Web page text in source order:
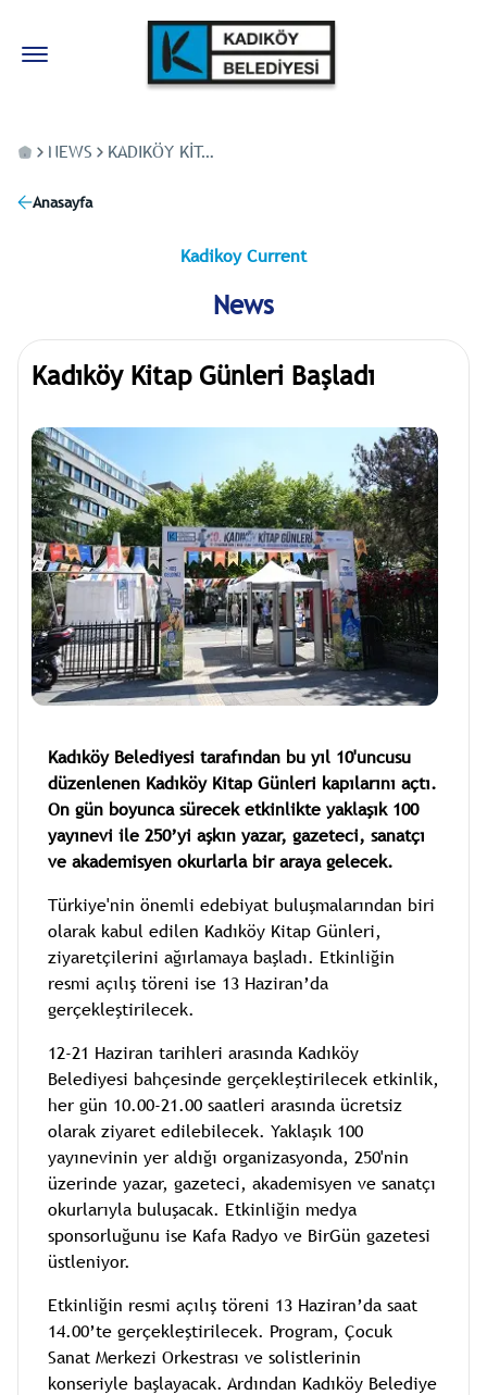
NEWS KADIKÖY KITAP GÜNLERI BAŞLADI
Anasayfa
Kadikoy Current
News
Kadıköy Kitap Günleri Başladı
Kadıköy Belediyesi tarafından bu yıl 10'uncusu
düzenlenen Kadıköy Kitap Günleri kapılarını açtı.
On gün boyunca sürecek etkinlikte yaklaşık 100
yayınevi ile 250’yi aşkın yazar, gazeteci, sanatçı
ve akademisyen okurlarla bir araya gelecek.
Türkiye'nin önemli edebiyat buluşmalarından biri
olarak kabul edilen Kadıköy Kitap Günleri,
ziyaretçilerini ağırlamaya başladı. Etkinliğin
resmi açılış töreni ise 13 Haziran’da
gerçekleştirilecek.
12-21 Haziran tarihleri arasında Kadıköy
Belediyesi bahçesinde gerçekleştirilecek etkinlik,
her gün 10.00-21.00 saatleri arasında ücretsiz
olarak ziyaret edilebilecek. Yaklaşık 100
yayınevinin yer aldığı organizasyonda, 250'nin
üzerinde yazar, gazeteci, akademisyen ve sanatçı
okurlarıyla buluşacak. Etkinliğin medya
sponsorluğunu ise Kafa Radyo ve BirGün gazetesi
üstleniyor.
Etkinliğin resmi açılış töreni 13 Haziran’da saat
14.00’te gerçekleştirilecek. Program, Çocuk
Sanat Merkezi Orkestrası ve solistlerinin
konseriyle başlayacak. Ardından Kadıköy Belediye